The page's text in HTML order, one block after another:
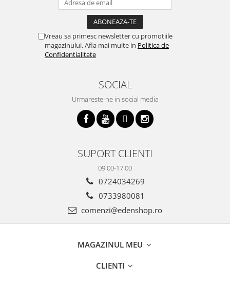
Vreau sa primesc newsletter cu promotiile
magazinului. Afla mai multe in Politica de
Confidentialitate
SOCIAL
Urmareste-ne in social media
SUPORT CLIENTI
09.00-17.00
0724034269
0733980081
comenzi@edenshop.ro
MAGAZINUL MEU
CLIENTI